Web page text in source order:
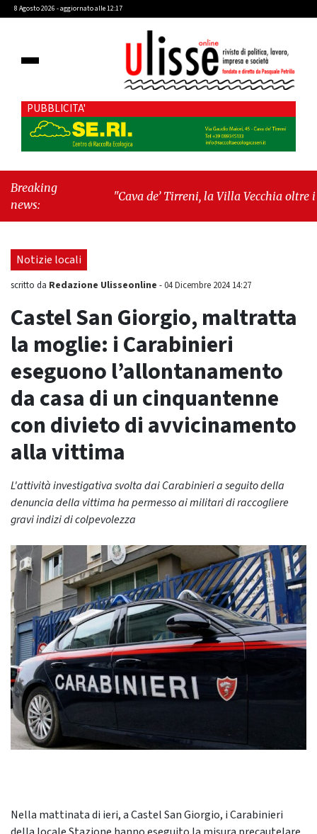
8 Agosto 2026 - aggiornato alle 12:17
PUBBLICITA'
Breaking
news:
"Cava de’ Tirreni, la Villa Vecchia oltre i
seduta consiliare: “Serve chiarezza!”"
Notizie locali
scritto da Redazione Ulisseonline -04 Dicembre 2024 14:27
Castel San Giorgio, maltratta
la moglie: i Carabinieri
eseguono l’allontanamento
da casa di un cinquantenne
con divieto di avvicinamento
alla vittima
L'attività investigativa svolta dai Carabinieri a seguito della
denuncia della vittima ha permesso ai militari di raccogliere
gravi indizi di colpevolezza
Nella mattinata di ieri, a Castel San Giorgio, i Carabinieri